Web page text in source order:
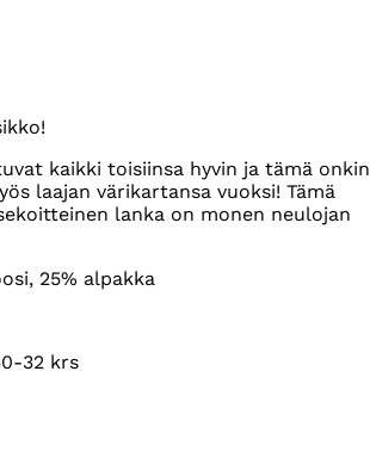
kaikki toisiinsa hyvin ja tämä onkin
laajan värikartansa vuoksi! Tämä
lanka on monen neulojan
25% alpakka
32 krs